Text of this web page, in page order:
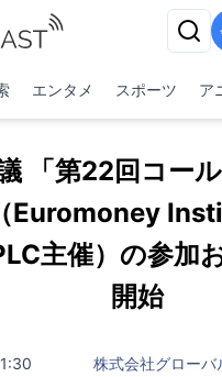
エンタメ スポーツ ア
「第22回コー
Euromoney
主催）の参加
開始
株式会社グローバ